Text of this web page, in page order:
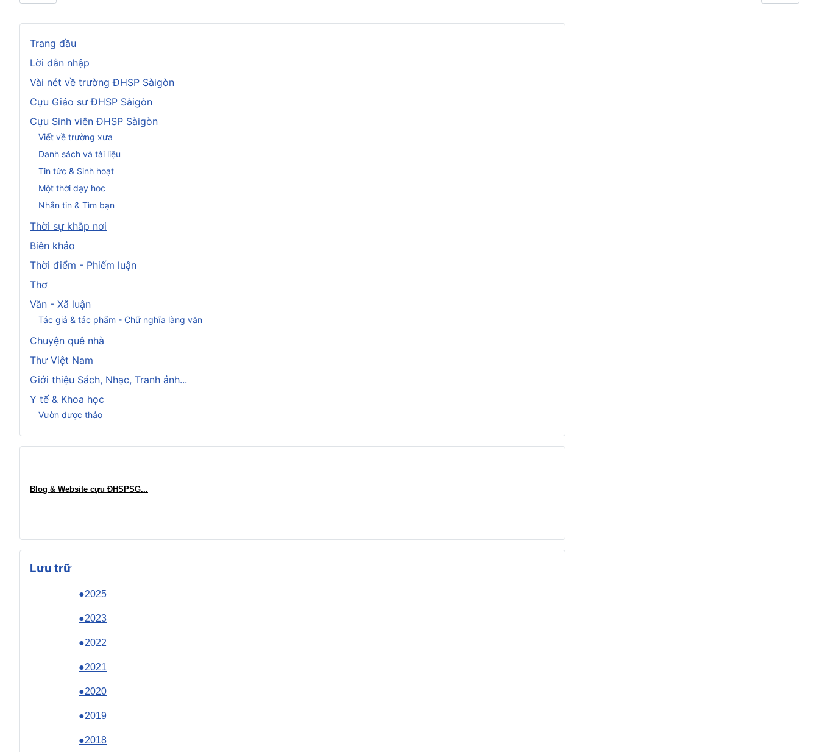
Trang đầu
Lời dẫn nhập
Vài nét về trường ĐHSP Sàigòn
Cựu Giáo sư ĐHSP Sàigòn
Cựu Sinh viên ĐHSP Sàigòn
Viết về trường xưa
Danh sách và tài liệu
Tin tức & Sinh hoạt
Một thời dạy hoc
Nhắn tin & Tìm bạn
Thời sự khắp nơi
Biên khảo
Thời điểm - Phiếm luận
Thơ
Văn - Xã luận
Tác giả & tác phẩm - Chữ nghĩa làng văn
Chuyện quê nhà
Thư Việt Nam
Giới thiệu Sách, Nhạc, Tranh ảnh...
Y tế & Khoa học
Vườn dược thảo
Blog & Website cựu ĐHSPSG...
Lưu trữ
●2025
●2023
●2022
●2021
●2020
●2019
●2018